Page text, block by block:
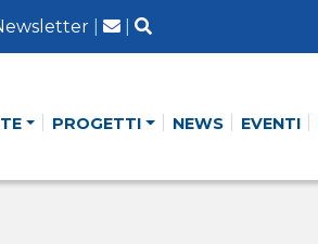
PROGETTI NEWS EVENTI